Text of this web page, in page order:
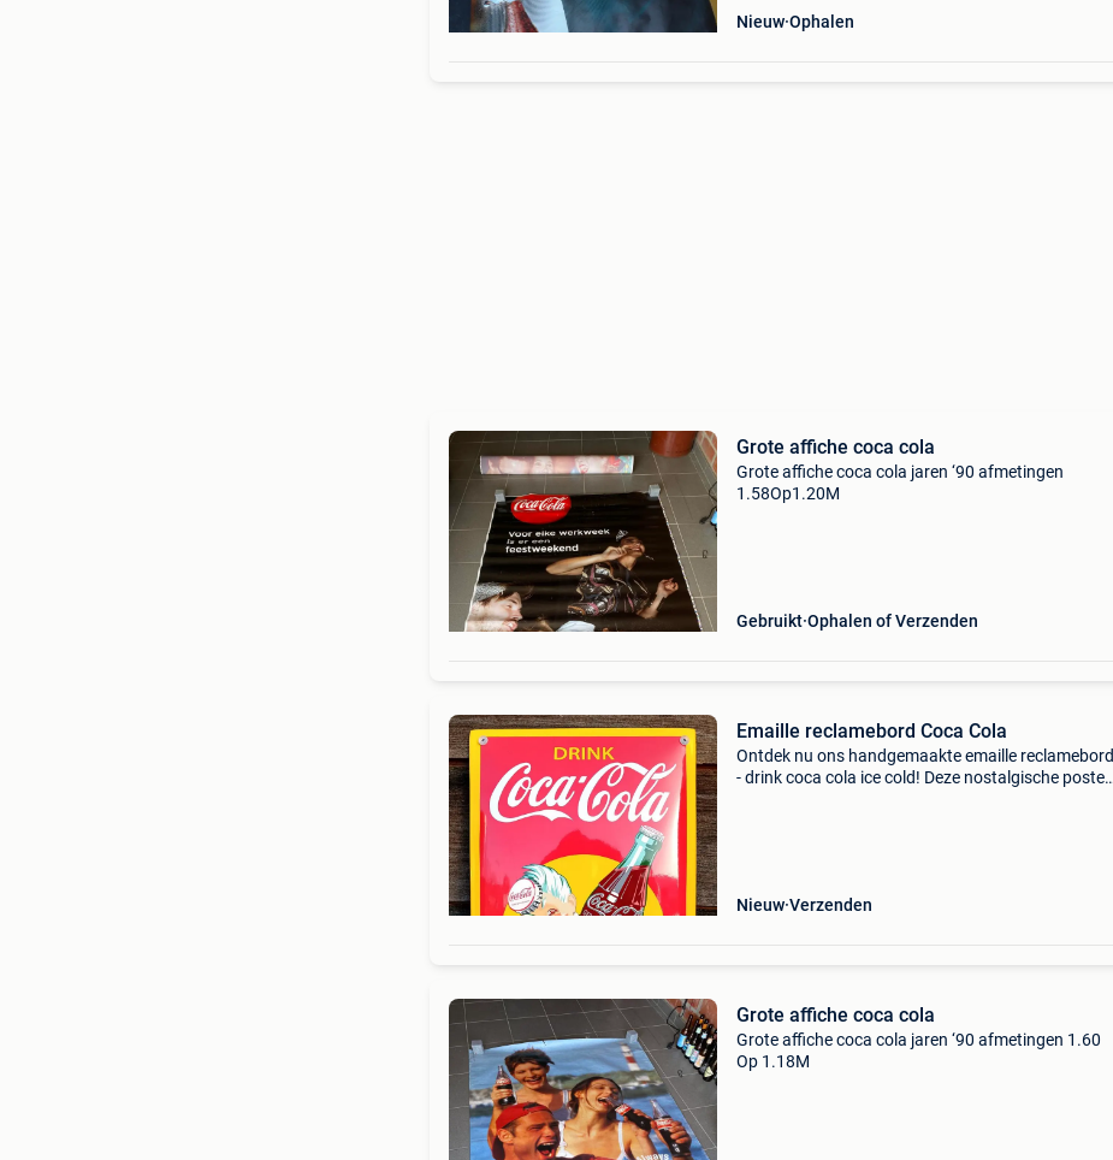
Nieuw Ophalen
Grote affiche coca cola
Grote affiche coca cola jaren ‘90 afmetingen
1.58Op1.20M
Gebruikt Ophalen of Verzenden
Emaille reclamebord Coca Cola
Ontdek nu ons handgemaakte emaille reclamebord
- drink coca cola ice cold! Deze nostalgische poster
Nieuw Verzenden
Grote affiche coca cola
Grote affiche coca cola jaren ‘90 afmetingen 1.60
Op 1.18M